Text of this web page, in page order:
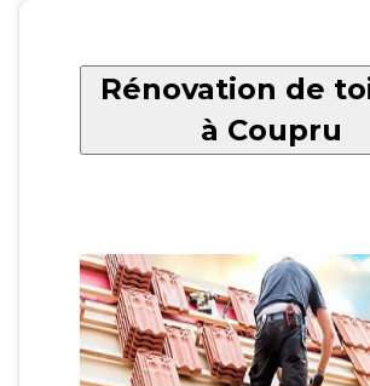
Rénovation de
à Coupru